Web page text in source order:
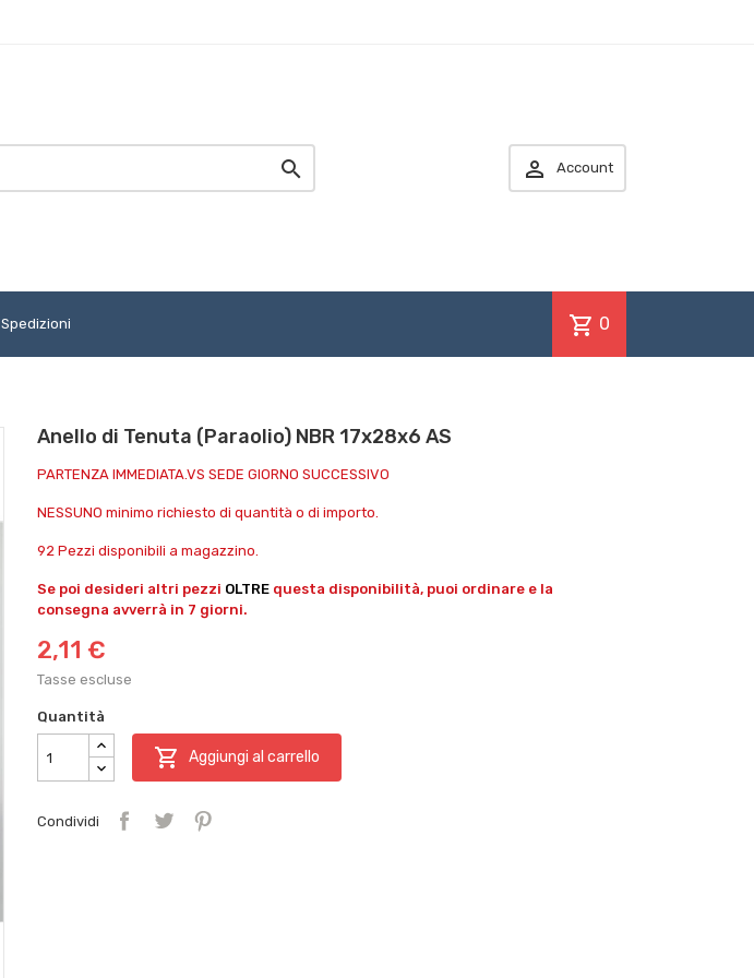
  Account
Spedizioni shopping_cart 0
Anello di Tenuta (Paraolio) NBR 17x28x6 AS
PARTENZA IMMEDIATA.VS SEDE GIORNO SUCCESSIVO
NESSUNO minimo richiesto di quantità o di importo.
92 Pezzi disponibili a magazzino.
Se poi desideri altri pezzi OLTRE questa disponibilità, puoi ordinare e la
consegna avverrà in 7 giorni.
2,11 €
Tasse escluse
Quantità
 Aggiungi al carrello
Condividi